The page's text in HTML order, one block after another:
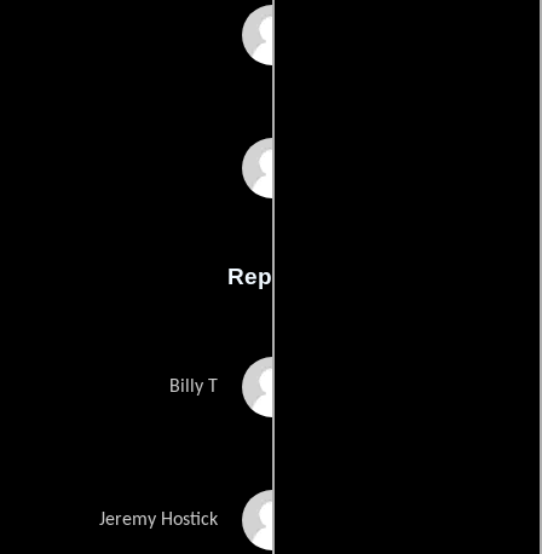
Reparto
Billy T
Jeremy Hostick